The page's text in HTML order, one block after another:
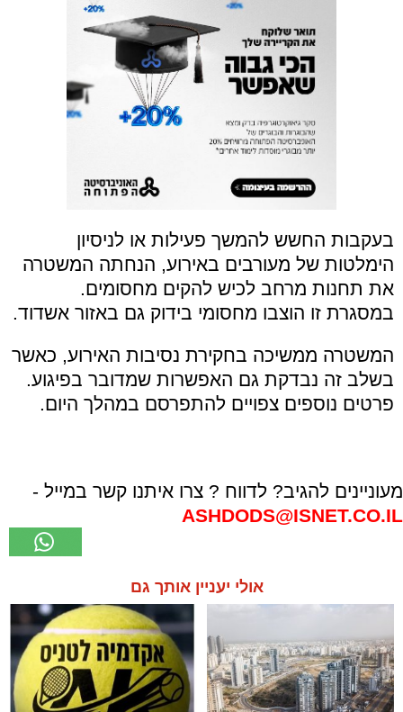
בעקבות החשש להמשך פעילות או לניסיון
הימלטות של מעורבים באירוע, הנחתה המשטרה
את תחנות מרחב לכיש להקים מחסומים.
במסגרת זו הוצבו מחסומי בידוק גם באזור אשדוד.
המשטרה ממשיכה בחקירת נסיבות האירוע, כאשר
בשלב זה נבדקת גם האפשרות שמדובר בפיגוע.
פרטים נוספים צפויים להתפרסם במהלך היום.
מעוניינים להגיב? לדווח ? צרו איתנו קשר במייל -
ASHDODS@ISNET.CO.IL
אולי יעניין אותך גם